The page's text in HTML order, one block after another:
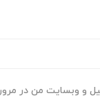
و وبسایت من در